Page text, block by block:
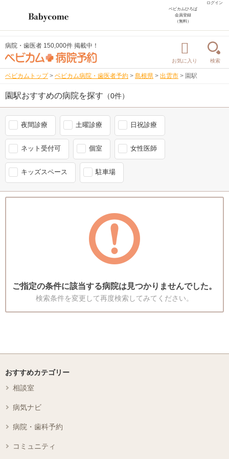
ログイン
ベビカムひろば
会員登録
（無料）
病院・歯医者 150,000件 掲載中！
お気に入り 検索
ベビカムトップ > ベビカム病院・歯医者予約 > 島根県 > 出雲市 > 園駅
園駅おすすめの病院を探す （0件）
夜間診療 土曜診療 日祝診療
ネット受付可 個室 女性医師
キッズスペース 駐車場
ご指定の条件に該当する病院は見つかりませんでした。
検索条件を変更して再度検索してみてください。
おすすめカテゴリー
相談室
病気ナビ
病院・歯科予約
コミュニティ